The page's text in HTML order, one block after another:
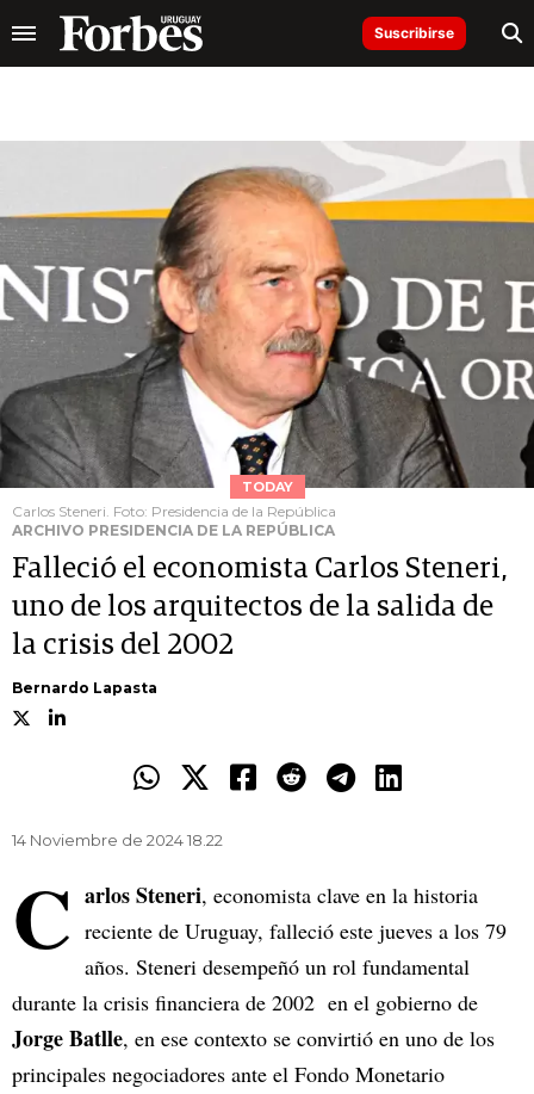
Suscribirse
TODAY
Carlos Steneri. Foto: Presidencia de la República
ARCHIVO PRESIDENCIA DE LA REPÚBLICA
Falleció el economista Carlos Steneri,
uno de los arquitectos de la salida de
la crisis del 2002
Bernardo Lapasta
14 Noviembre de 2024 18.22
C arlos Steneri, economista clave en la historia
reciente de Uruguay, falleció este jueves a los 79
años. Steneri desempeñó un rol fundamental
durante la crisis financiera de 2002 en el gobierno de
Jorge Batlle, en ese contexto se convirtió en uno de los
principales negociadores ante el Fondo Monetario